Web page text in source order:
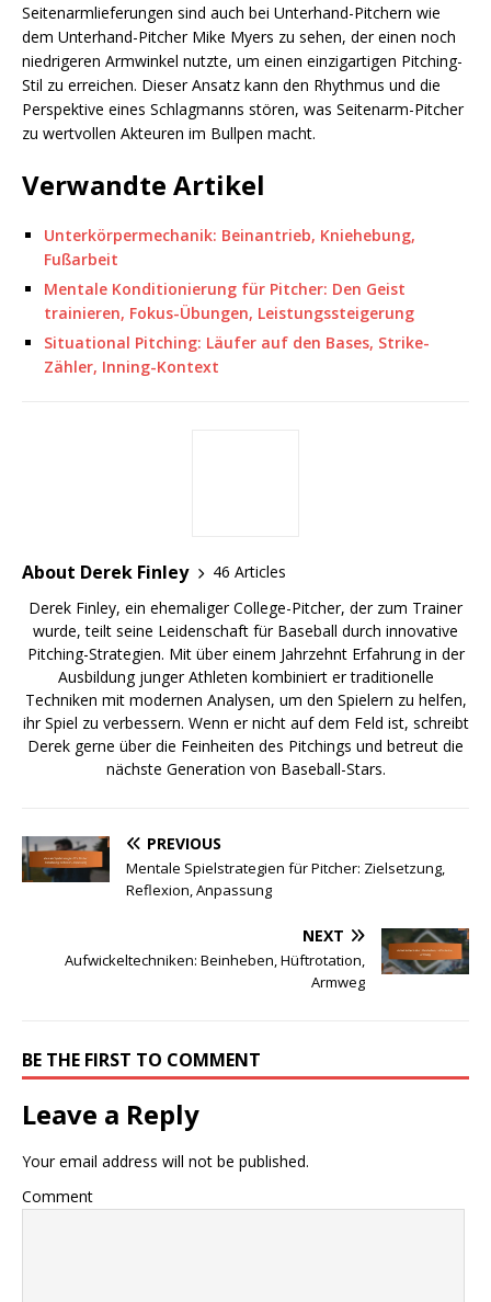
Seitenarmlieferungen sind auch bei Unterhand-Pitchern wie
dem Unterhand-Pitcher Mike Myers zu sehen, der einen noch
niedrigeren Armwinkel nutzte, um einen einzigartigen Pitching-
Stil zu erreichen. Dieser Ansatz kann den Rhythmus und die
Perspektive eines Schlagmanns stören, was Seitenarm-Pitcher
zu wertvollen Akteuren im Bullpen macht.
Verwandte Artikel
Unterkörpermechanik: Beinantrieb, Kniehebung,
Fußarbeit
Mentale Konditionierung für Pitcher: Den Geist
trainieren, Fokus-Übungen, Leistungssteigerung
Situational Pitching: Läufer auf den Bases, Strike-
Zähler, Inning-Kontext
About Derek Finley
46 Articles
Derek Finley, ein ehemaliger College-Pitcher, der zum Trainer
wurde, teilt seine Leidenschaft für Baseball durch innovative
Pitching-Strategien. Mit über einem Jahrzehnt Erfahrung in der
Ausbildung junger Athleten kombiniert er traditionelle
Techniken mit modernen Analysen, um den Spielern zu helfen,
ihr Spiel zu verbessern. Wenn er nicht auf dem Feld ist, schreibt
Derek gerne über die Feinheiten des Pitchings und betreut die
nächste Generation von Baseball-Stars.
PREVIOUS
Mentale Spielstrategien für Pitcher: Zielsetzung,
Reflexion, Anpassung
NEXT
Aufwickeltechniken: Beinheben, Hüftrotation,
Armweg
BE THE FIRST TO COMMENT
Leave a Reply
Your email address will not be published.
Comment